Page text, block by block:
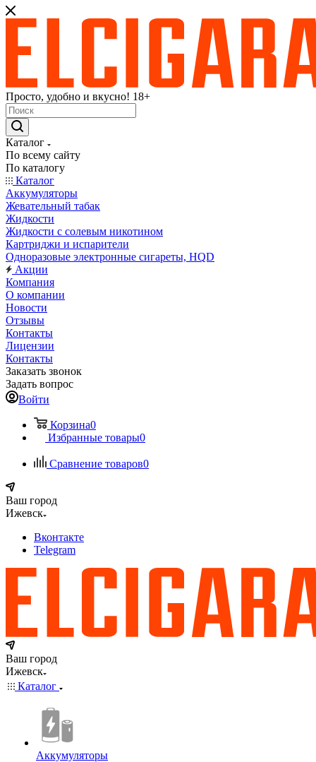
Просто, удобно и вкусно! 18+
Каталог
По всему сайту
По каталогу
Каталог
Аккумуляторы
Жевательный табак
Жидкости
Жидкости с солевым никотином
Картриджи и испарители
Одноразовые электронные сигареты, HQD
Акции
Компания
О компании
Новости
Отзывы
Контакты
Лицензии
Контакты
Заказать звонок
Задать вопрос
Войти
Корзина0
Избранные товары0
Сравнение товаров0
Ваш город
Ижевск
Вконтакте
Telegram
Ваш город
Ижевск
Каталог
Аккумуляторы